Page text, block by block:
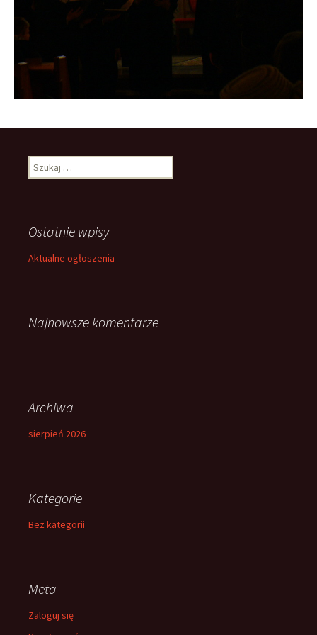
Szukaj:
Ostatnie wpisy
Aktualne ogłoszenia
Najnowsze komentarze
Archiwa
sierpień 2026
Kategorie
Bez kategorii
Meta
Zaloguj się